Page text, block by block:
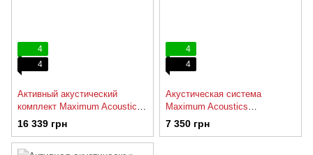
4
4
Активный акустический
комплект Maximum Acoustics
ARENA.380
16 339 грн
4
4
Акустическая система
Maximum Acoustics
MobiCUBE.60+ (Аккумулятор,
микрофон)
7 350 грн